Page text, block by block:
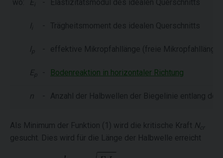
wo: E - Elastizitätsmodul des idealen Querschnitts
I - Trägheitsmoment des idealen Querschnitts
lp - effektive Mikropfahllänge (freie Mikropfahllänge
Ep - Bodenreaktion in horizontaler Richtung
n - Anzahl der Halbwellen der Biegelinie entlang
Als Minimum der Funktion (1) wird die kritische Kraft N cr
gesucht. Dies wird für die Länge der Halbwelle erreicht